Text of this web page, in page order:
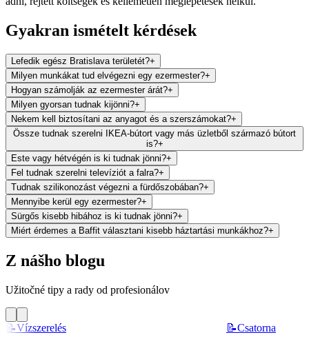
Gyakran ismételt kérdések
Lefedik egész Bratislava területét?+
Milyen munkákat tud elvégezni egy ezermester?+
Hogyan számolják az ezermester árát?+
Milyen gyorsan tudnak kijönni?+
Nekem kell biztosítani az anyagot és a szerszámokat?+
Össze tudnak szerelni IKEA-bútort vagy más üzletből származó bútort
is?+
Este vagy hétvégén is ki tudnak jönni?+
Fel tudnak szerelni televíziót a falra?+
Tudnak szilikonozást végezni a fürdőszobában?+
Mennyibe kerül egy ezermester?+
Sürgős kisebb hibához is ki tudnak jönni?+
Miért érdemes a Baffit választani kisebb háztartási munkákhoz?+
Z nášho blogu
Užitočné tipy a rady od profesionálov
📝Vízszerelés 📝Csatorna